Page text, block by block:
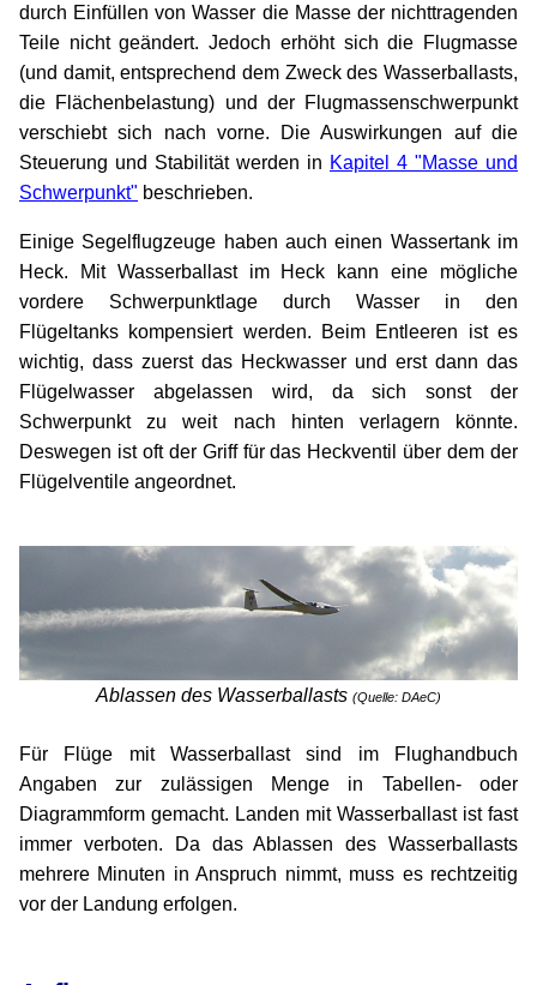
durch Einfüllen von Wasser die Masse der nichttragenden
Teile nicht geändert. Jedoch erhöht sich die Flugmasse
(und damit, entsprechend dem Zweck des Wasserballasts,
die Flächenbelastung) und der Flugmassenschwerpunkt
verschiebt sich nach vorne. Die Auswirkungen auf die
Steuerung und Stabilität werden in Kapitel 4 "Masse und
Schwerpunkt" beschrieben.
Einige Segelflugzeuge haben auch einen Wassertank im
Heck. Mit Wasserballast im Heck kann eine mögliche
vordere Schwerpunktlage durch Wasser in den
Flügeltanks kompensiert werden. Beim Entleeren ist es
wichtig, dass zuerst das Heckwasser und erst dann das
Flügelwasser abgelassen wird, da sich sonst der
Schwerpunkt zu weit nach hinten verlagern könnte.
Deswegen ist oft der Griff für das Heckventil über dem der
Flügelventile angeordnet.
Ablassen des Wasserballasts (Quelle: DAeC)
Für Flüge mit Wasserballast sind im Flughandbuch
Angaben zur zulässigen Menge in Tabellen- oder
Diagrammform gemacht. Landen mit Wasserballast ist fast
immer verboten. Da das Ablassen des Wasserballasts
mehrere Minuten in Anspruch nimmt, muss es rechtzeitig
vor der Landung erfolgen.